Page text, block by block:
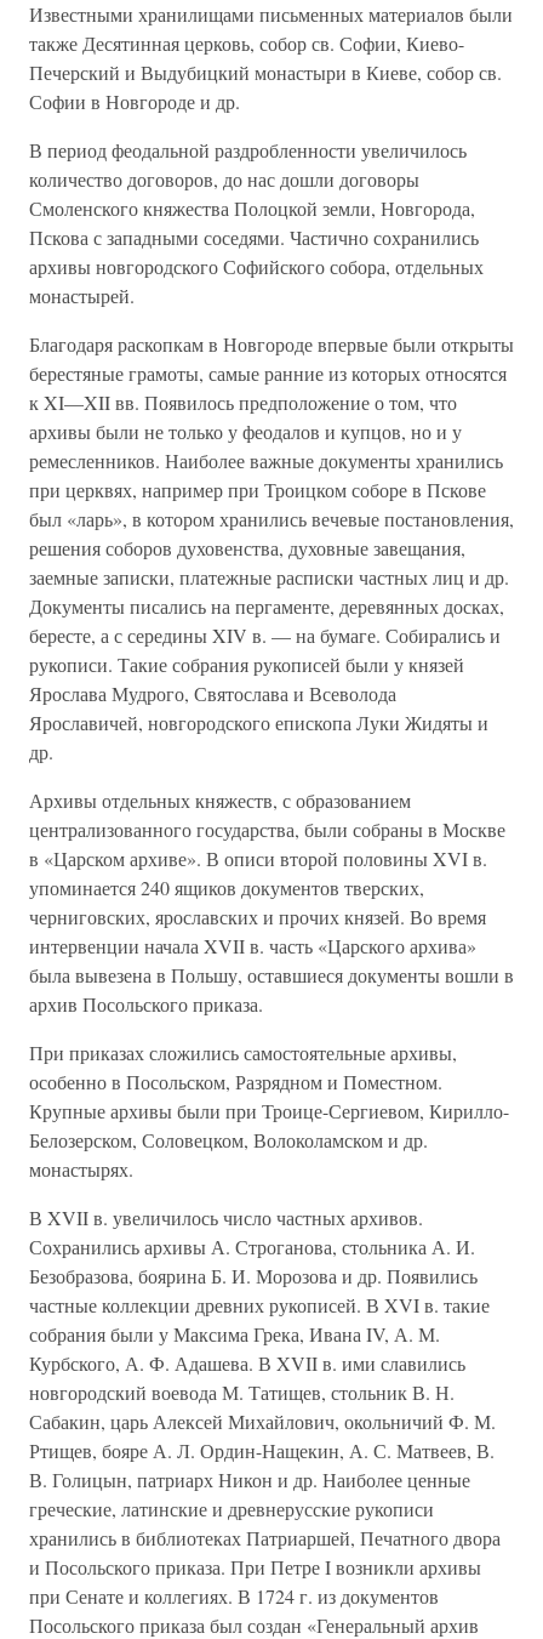
Известными хранилищами письменных материалов были
также Десятинная церковь, собор св. Софии, Киево-
Печерский и Выдубицкий монастыри в Киеве, собор св.
Софии в Новгороде и др.
В период феодальной раздробленности увеличилось
количество договоров, до нас дошли договоры
Смоленского княжества Полоцкой земли, Новгорода,
Пскова с западными соседями. Частично сохранились
архивы новгородского Софийского собора, отдельных
монастырей.
Благодаря раскопкам в Новгороде впервые были открыты
берестяные грамоты, самые ранние из которых относятся
к XI—XII вв. Появилось предположение о том, что
архивы были не только у феодалов и купцов, но и у
ремесленников. Наиболее важные документы хранились
при церквях, например при Троицком соборе в Пскове
был «ларь», в котором хранились вечевые постановления,
решения соборов духовенства, духовные завещания,
заемные записки, платежные расписки частных лиц и др.
Документы писались на пергаменте, деревянных досках,
бересте, а с середины XIV в. — на бумаге. Собирались и
рукописи. Такие собрания рукописей были у князей
Ярослава Мудрого, Святослава и Всеволода
Ярославичей, новгородского епископа Луки Жидяты и
др.
Архивы отдельных княжеств, с образованием
централизованного государства, были собраны в Москве
в «Царском архиве». В описи второй половины XVI в.
упоминается 240 ящиков документов тверских,
черниговских, ярославских и прочих князей. Во время
интервенции начала XVII в. часть «Царского архива»
была вывезена в Польшу, оставшиеся документы вошли в
архив Посольского приказа.
При приказах сложились самостоятельные архивы,
особенно в Посольском, Разрядном и Поместном.
Крупные архивы были при Троице-Сергиевом, Кирилло-
Белозерском, Соловецком, Волоколамском и др.
монастырях.
В XVII в. увеличилось число частных архивов.
Сохранились архивы А. Строганова, стольника А. И.
Безобразова, боярина Б. И. Морозова и др. Появились
частные коллекции древних рукописей. В XVI в. такие
собрания были у Максима Грека, Ивана IV, А. М.
Курбского, А. Ф. Адашева. В XVII в. ими славились
новгородский воевода М. Татищев, стольник В. Н.
Сабакин, царь Алексей Михайлович, окольничий Ф. М.
Ртищев, бояре А. Л. Ордин-Нащекин, А. С. Матвеев, В.
В. Голицын, патриарх Никон и др. Наиболее ценные
греческие, латинские и древнерусские рукописи
хранились в библиотеках Патриаршей, Печатного двора
и Посольского приказа. При Петре I возникли архивы
при Сенате и коллегиях. В 1724 г. из документов
Посольского приказа был создан «Генеральный архив